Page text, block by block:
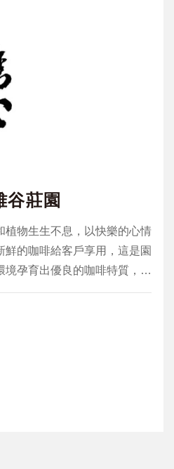
谷莊園
植物生生不息，以快樂的心情
鮮的咖啡給客戶享用，這是園
境孕育出優良的咖啡特質，加
理，生產優質的好咖啡